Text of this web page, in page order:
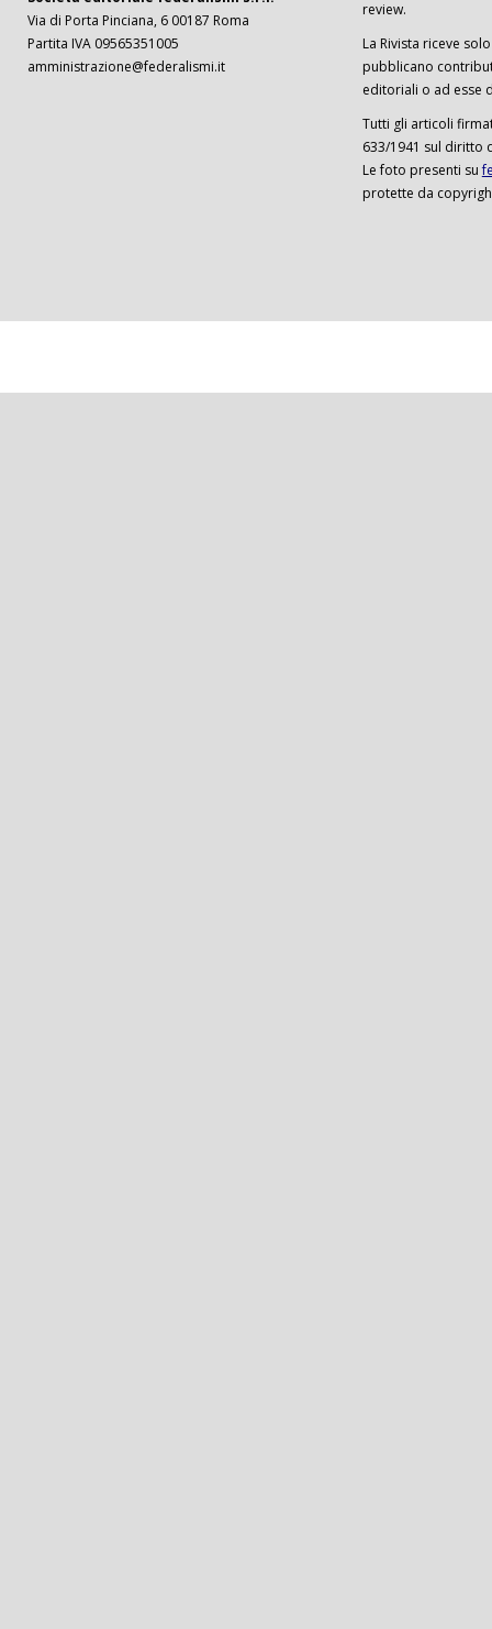
Via di Porta Pinciana, 6 00187 Roma
Partita IVA 09565351005
amministrazione@federalismi.it
review.
La Rivista riceve
pubblicano
editoriali o ad esse
Tutti gli articoli
633/1941 sul diritto
Le foto presenti su
protette da